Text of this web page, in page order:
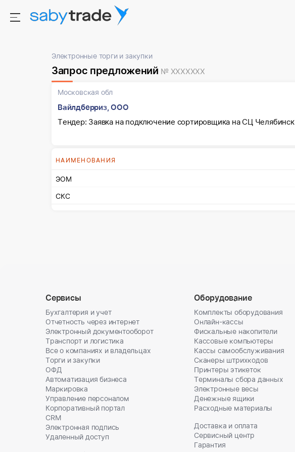
Электронные торги и закупки
Запрос предложений № XXXXXXX
Московская обл
Вайлдберриз, ООО
Тендер: Заявка на подключение сортировщика на СЦ Челябинск
НАИМЕНОВАНИЯ
ЭОМ
СКС
Сервисы
Бухгалтерия и учет
Отчетность через интернет
Электронный документооборот
Транспорт и логистика
Все о компаниях и владельцах
Торги и закупки
ОФД
Автоматизация бизнеса
Маркировка
Управление персоналом
Корпоративный портал
CRM
Электронная подпись
Удаленный доступ
Оборудование
Комплекты оборудования
Онлайн-кассы
Фискальные накопители
Кассовые компьютеры
Кассы самообслуживания
Сканеры штрихкодов
Принтеры этикеток
Терминалы сбора данных
Электронные весы
Денежные ящики
Расходные материалы
Доставка и оплата
Сервисный центр
Гарантия